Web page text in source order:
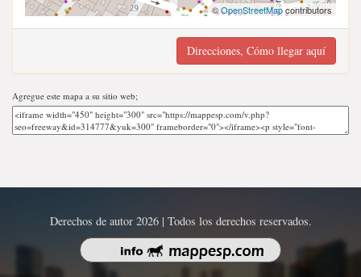
©OpenStreetMapcontributors
Direcciones, Cómo llegar aquí
Agregue este mapa a su sitio web;
Derechos de autor 2026 | Todos los derechos reservados.